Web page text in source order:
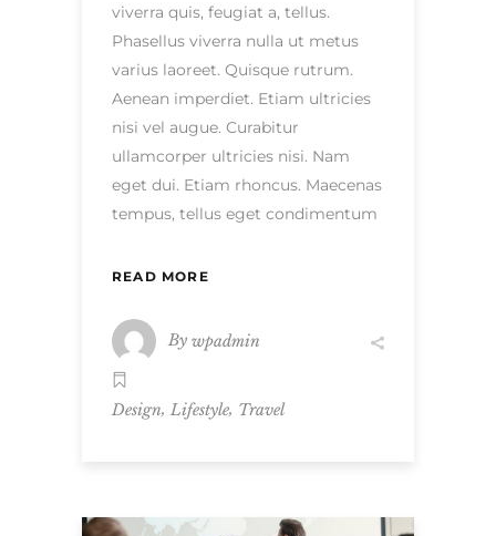
viverra quis, feugiat a, tellus.
Phasellus viverra nulla ut metus
varius laoreet. Quisque rutrum.
Aenean imperdiet. Etiam ultricies
nisi vel augue. Curabitur
ullamcorper ultricies nisi. Nam
eget dui. Etiam rhoncus. Maecenas
tempus, tellus eget condimentum
READ MORE
By wpadmin
Design, Lifestyle, Travel